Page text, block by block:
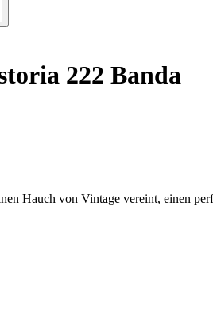
222 Banda
Hauch von Vintage vereint, einen